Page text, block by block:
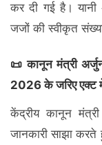
कर दी गई है। यानी
जजों की स्वीकृत
📜 कानून मंत्री
2026 के जरिए एक्ट
केंद्रीय कानून
जानकारी साझा करते